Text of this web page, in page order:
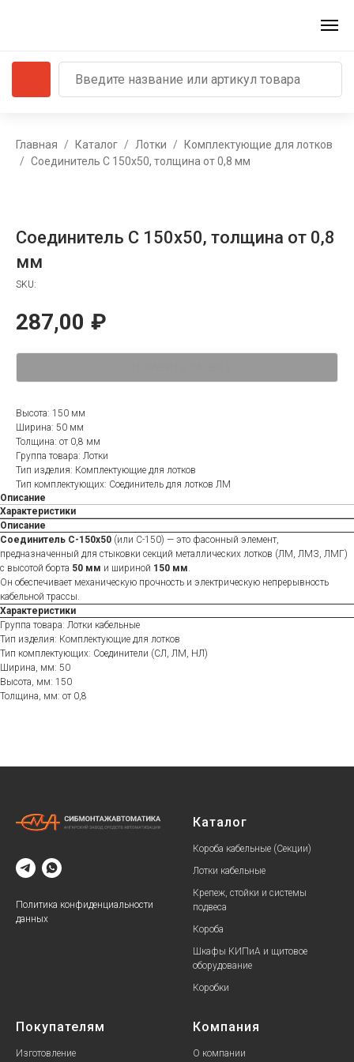
Главная Каталог Лотки
Комплектующие для лотков
Соединитель С 150х50, толщина от 0,8 мм
Соединитель С 150х50, толщина от 0,8
мм
SKU:
287,00 ₽
Высота: 150 мм
Ширина: 50 мм
Толщина: от 0,8 мм
Группа товара: Лотки
Тип изделия: Комплектующие для лотков
Тип комплектующих: Соединитель для лотков ЛМ
Описание
Характеристики
Описание
Соединитель С-150х50 (или С-150) — это фасонный элемент,
предназначенный для стыковки секций металлических лотков (ЛМ, ЛМЗ, ЛМГ)
с высотой борта 50 мм и шириной 150 мм
Он обеспечивает механическую прочность и электрическую непрерывность
кабельной трассы.
Характеристики
Группа товара: Лотки кабельные
Тип изделия: Комплектующие для лотков
Тип комплектующих: Соединители (СЛ, ЛМ, НЛ)
Ширина, мм: 50
Высота, мм: 150
Толщина, мм: от 0,8
Политика конфиденциальности
данных
Каталог
Короба кабельные (Секции)
Лотки кабельные
Крепеж, стойки и системы
подвеса
Короба
Шкафы КИПиА и щитовое
оборудование
Коробки
Покупателям
Изготовление
Компания
О компании